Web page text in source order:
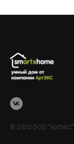
© 2020 ООО "АртЭКС"